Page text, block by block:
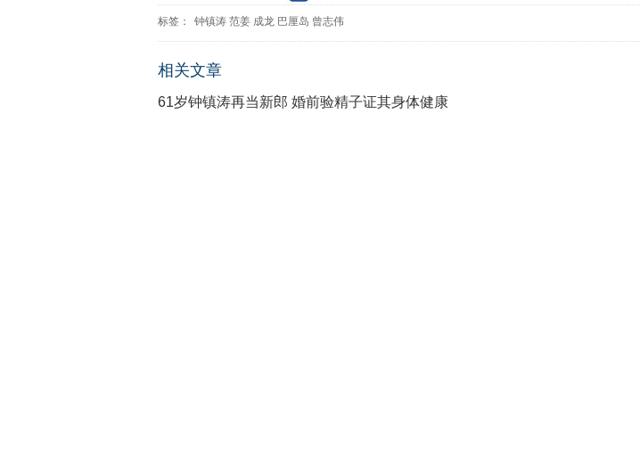
标签： 钟镇涛 范姜 成龙 巴厘岛 曾志伟
相关文章
61岁钟镇涛再当新郎 婚前验精子证其身体健康